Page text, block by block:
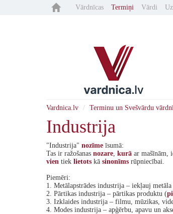
Vārdnīcas Termiņi Vārdi
Vardnica.lv Terminu un Svešvārdu
Industrija
"Industrija" nozīme īsumā:
Tas ir ražošanas nozare, kurā ar mašīnām,
vien tiek lietots kā sinonīms rūpniecībai.
Piemēri:
1. Metālapstrādes industrija – iekļauj
2. Pārtikas industrija – pārtikas produktu (
3. Izklaides industrija – filmu, mūzikas,
4. Modes industrija – apģērbu, apavu un